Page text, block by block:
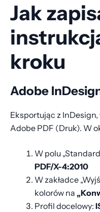
Jak
kroku
Adobe
Eksportując z
Adobe PDF (Druk). W
W polu
PDF/X-4:2010
W zakładce
kolorów na
Profil docelowy: